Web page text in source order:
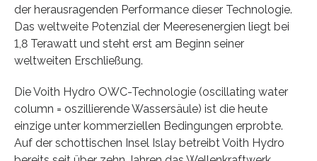
der herausragenden Performance dieser Technologie.
Das weltweite Potenzial der Meeresenergien liegt bei
1,8 Terawatt und steht erst am Beginn seiner
weltweiten Erschließung.
Die Voith Hydro OWC-Technologie (oscillating water
column = oszillierende Wassersäule) ist die heute
einzige unter kommerziellen Bedingungen erprobte.
Auf der schottischen Insel Islay betreibt Voith Hydro